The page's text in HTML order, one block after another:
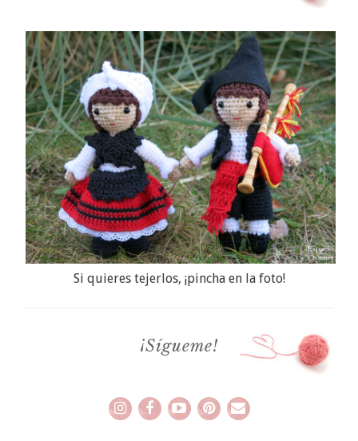
Si quieres tejerlos, ¡pincha en la foto!
¡Sígueme!